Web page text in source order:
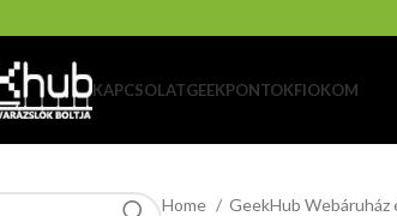
KAPCSOLATGEEKPONTOKFIOKOM
Home GeekHub Webáruház